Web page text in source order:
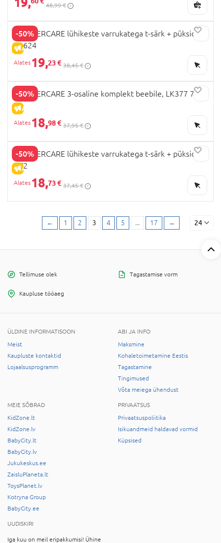
48,99 €
-50%
ALLAHINDLUS
MOTHERCARE lühikeste varrukatega t-särk + püksid,
EB624
19,23 € 38,45 €
-50%
ALLAHINDLUS
MOTHERCARE 3-osaline komplekt beebile, LK377 74
18,98 € 37,95 €
-50%
ALLAHINDLUS
MOTHERCARE lühikeste varrukatega t-särk + püksid,
GF2
18,73 € 37,45 €
← 1 2 3 4 5 ... 17 → 24
Tellimuse olek Tagastamise vorm
Kaupluse tööaeg
ÜLDINE INFORMATISOON
Meist
Kaupluste kontaktid
Lojaalsusprogramm
ABI JA INFO
Maksmine
Kohaletoimetamine Eestis
Tagastamine
Tingimused
Võta meiega ühendust
MEIE SÕBRAD
KidZone.lt
KidZone.lv
BabyCity.lt
BabyCity.lv
Jukukeskus.ee
ZaisluPlaneta.lt
ToysPlanet.lv
Kotryna Group
BabyCity.ee
PRIVAATSUS
Privaatsuspoliitika
Isikuandmeid haldavad vormid
Küpsised
UUDISKIRI
Iga kuu on meil eripakkumisi! Ühine